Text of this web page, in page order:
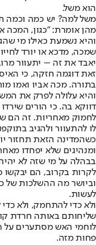
הוא משל.
משל למה? יש כמה וכמה
מהן אומרת: "כגון, המכה
והיא נשמעת כאילו מי
שמכה, מדכא או יורד
יאבד את זה – יתעוור
זאת דוגמה חזקה, כי
בתורה. מכה אביו ואמו
והיא עלולה לפרק את
דווקא בה. כי הורים שירדו
לחמוק מאחריות. זה הם
לו להתעוור ולהגיב
כשהמדינה הזאת תחזור
ומנהיגים שלא יפחדו
בבהלה על מי שזה לא
לקרות בקרוב, הם יבקשו
וביושר מה ההשלכות של
לעשות.
ולא כדי להתחמק, ולא כדי
שליחותם באותה חרדת
לוחמי האש מסתערים על
פחות מזה.